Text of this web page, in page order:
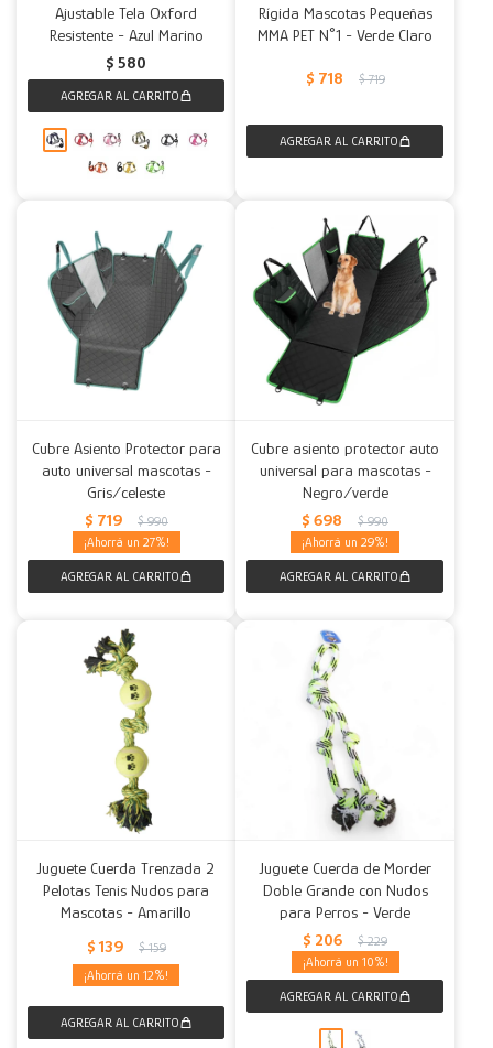
Ajustable Tela Oxford
Resistente - Azul Marino
$ 580
Rígida Mascotas Pequeñas
MMA PET N°1 - Verde Claro
$ 718 $ 719
Cubre Asiento Protector para
auto universal mascotas -
Gris/celeste
$ 719 $ 990
27
Cubre asiento protector auto
universal para mascotas -
Negro/verde
$ 698 $ 990
29
Juguete Cuerda Trenzada 2
Pelotas Tenis Nudos para
Mascotas - Amarillo
$ 139 $ 159
12
Juguete Cuerda de Morder
Doble Grande con Nudos
para Perros - Verde
$ 206 $ 229
10